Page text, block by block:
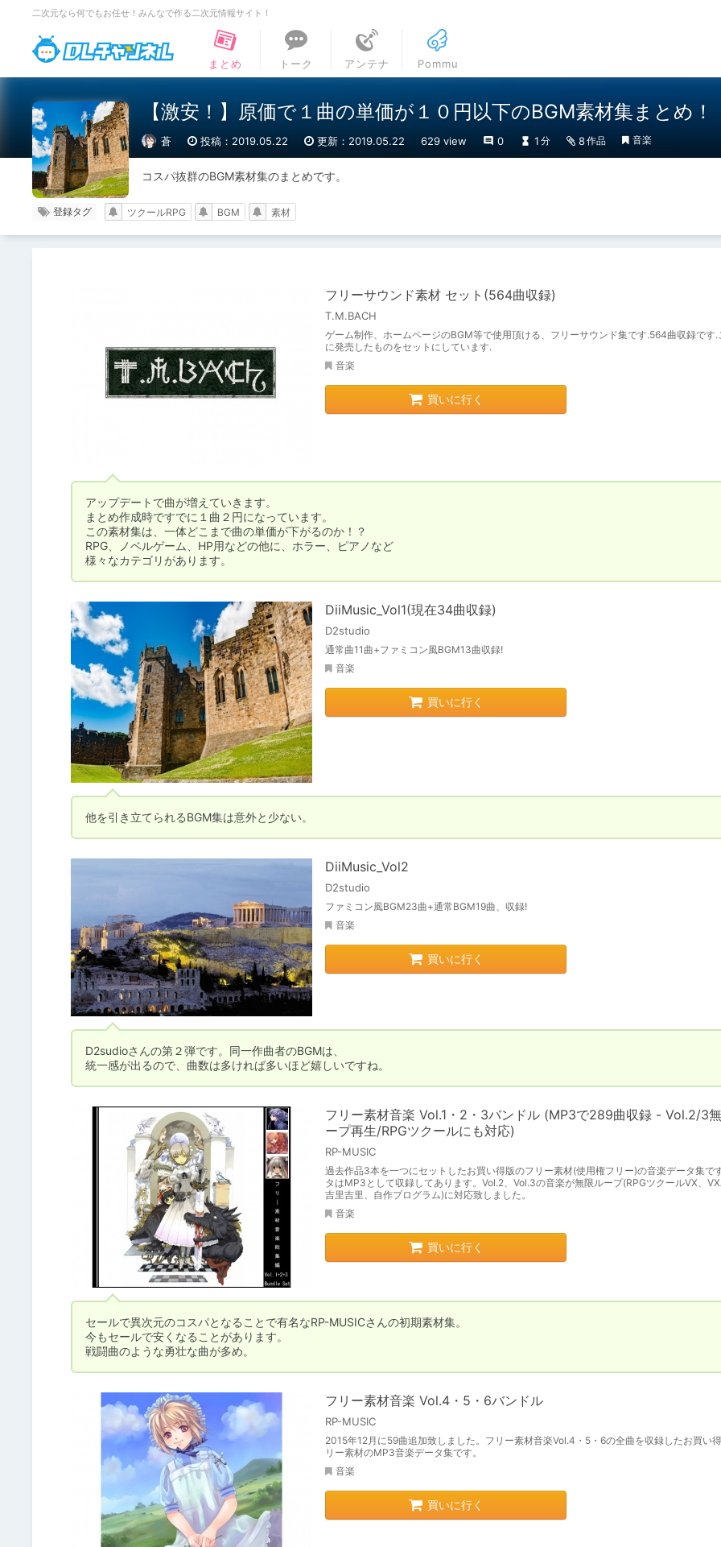
二次元なら何でもお任せ！みんなで作る二次元情報サイト！
DLチャンネル
まとめ
トーク アンテナ Pommu
【激安！】原価で１曲の単価が１０円以下のBGM素材集まとめ！
蒼 投稿：2019.05.22 更新：2019.05.22 629 view 0 1 分 8作品 音楽
コスパ抜群のBGM素材集のまとめです。
登録タグ ツクールRPG BGM 素材
フリーサウンド素材 セット(564曲収録)
T.M.BACH
ゲーム制作、ホームページのBGM等で使用頂ける、フリーサウンド集です.564曲収録です.
に発売したものをセットにしています.
音楽
買いに行く
アップデートで曲が増えていきます。
まとめ作成時ですでに１曲２円になっています。
この素材集は、一体どこまで曲の単価が下がるのか！？
RPG、ノベルゲーム、HP用などの他に、ホラー、ピアノなど
様々なカテゴリがあります。
DiiMusic_Vol1(現在34曲収録)
D2studio
通常曲11曲+ファミコン風BGM13曲収録!
音楽
買いに行く
他を引き立てられるBGM集は意外と少ない。
DiiMusic_Vol2
D2studio
ファミコン風BGM23曲+通常BGM19曲、収録!
音楽
買いに行く
D2sudioさんの第２弾です。同一作曲者のBGMは、
統一感が出るので、曲数は多ければ多いほど嬉しいですね。
フリー素材音楽 Vol.1・2・3バンドル (MP3で289曲収録 - Vol.2/3
ープ再生/RPGツクールにも対応)
RP-MUSIC
過去作品3本を一つにセットしたお買い得版のフリー素材(使用権フリー)の音楽データ集で
タはMP3として収録してあります。Vol.2、Vol.3の音楽が無限ループ(RPGツクールVX、
吉里吉里、自作プログラム)に対応致しました。
音楽
買いに行く
セールで異次元のコスパとなることで有名なRP-MUSICさんの初期素材集。
今もセールで安くなることがあります。
戦闘曲のような勇壮な曲が多め。
フリー素材音楽 Vol.4・5・6バンドル
RP-MUSIC
2015年12月に59曲追加致しました。フリー素材音楽Vol.4・5・6の全曲を収録したお買い
リー素材のMP3音楽データ集です。
音楽
買いに行く